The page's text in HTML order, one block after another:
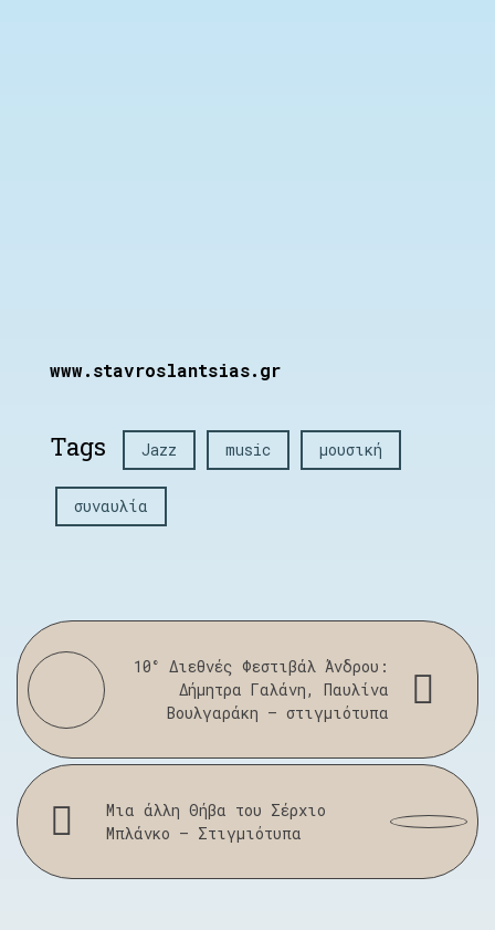
www.stavroslantsias.gr
Tags Jazz music μουσική
συναυλία
10° Διεθνές Φεστιβάλ Άνδρου:
Δήμητρα Γαλάνη, Παυλίνα
Βουλγαράκη – στιγμιότυπα
Μια άλλη Θήβα του Σέρχιο
Μπλάνκο – Στιγμιότυπα